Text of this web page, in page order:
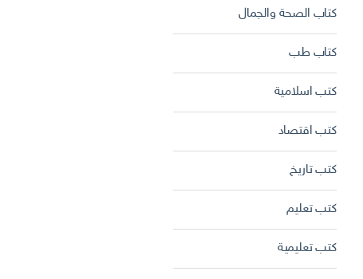
كتاب الصحة والجمال
كتاب طب
كتب اسلامية
كتب اقتصاد
كتب تاريخ
كتب تعليم
كتب تعليمية